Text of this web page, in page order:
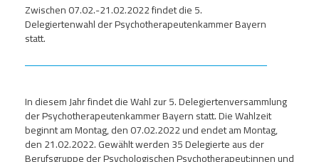
Zwischen 07.02.-21.02.2022 findet die 5.
Delegiertenwahl der Psychotherapeutenkammer Bayern
statt.
In diesem Jahr findet die Wahl zur 5. Delegiertenversammlung
der Psychotherapeutenkammer Bayern statt. Die Wahlzeit
beginnt am Montag, den 07.02.2022 und endet am Montag,
den 21.02.2022. Gewählt werden 35 Delegierte aus der